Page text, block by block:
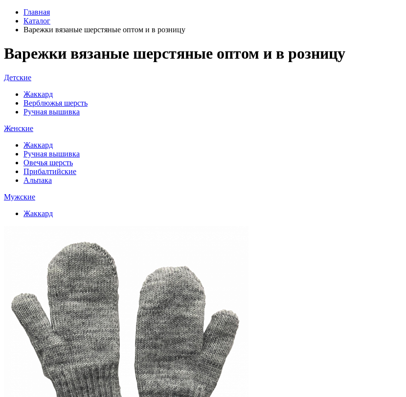
Главная
Каталог
Варежки вязаные шерстяные оптом и в розницу
Варежки вязаные шерстяные оптом и в розницу
Детские
Жаккард
Верблюжья шерсть
Ручная вышивка
Женские
Жаккард
Ручная вышивка
Овечья шерсть
Прибалтийские
Альпака
Мужские
Жаккард